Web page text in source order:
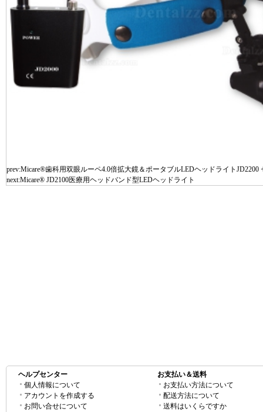
prev:Micare®歯科用双眼ルーペ4.0倍拡大鏡＆ポータブルLEDヘッドライトJD2200
next:Micare® JD2100医療用ヘッドバンド型LEDヘッドライト
ヘルプセンター
個人情報について
アカウントを作成する
お問い合せについて
お支払い＆送料
お支払い方法について
配送方法について
送料はいくらですか